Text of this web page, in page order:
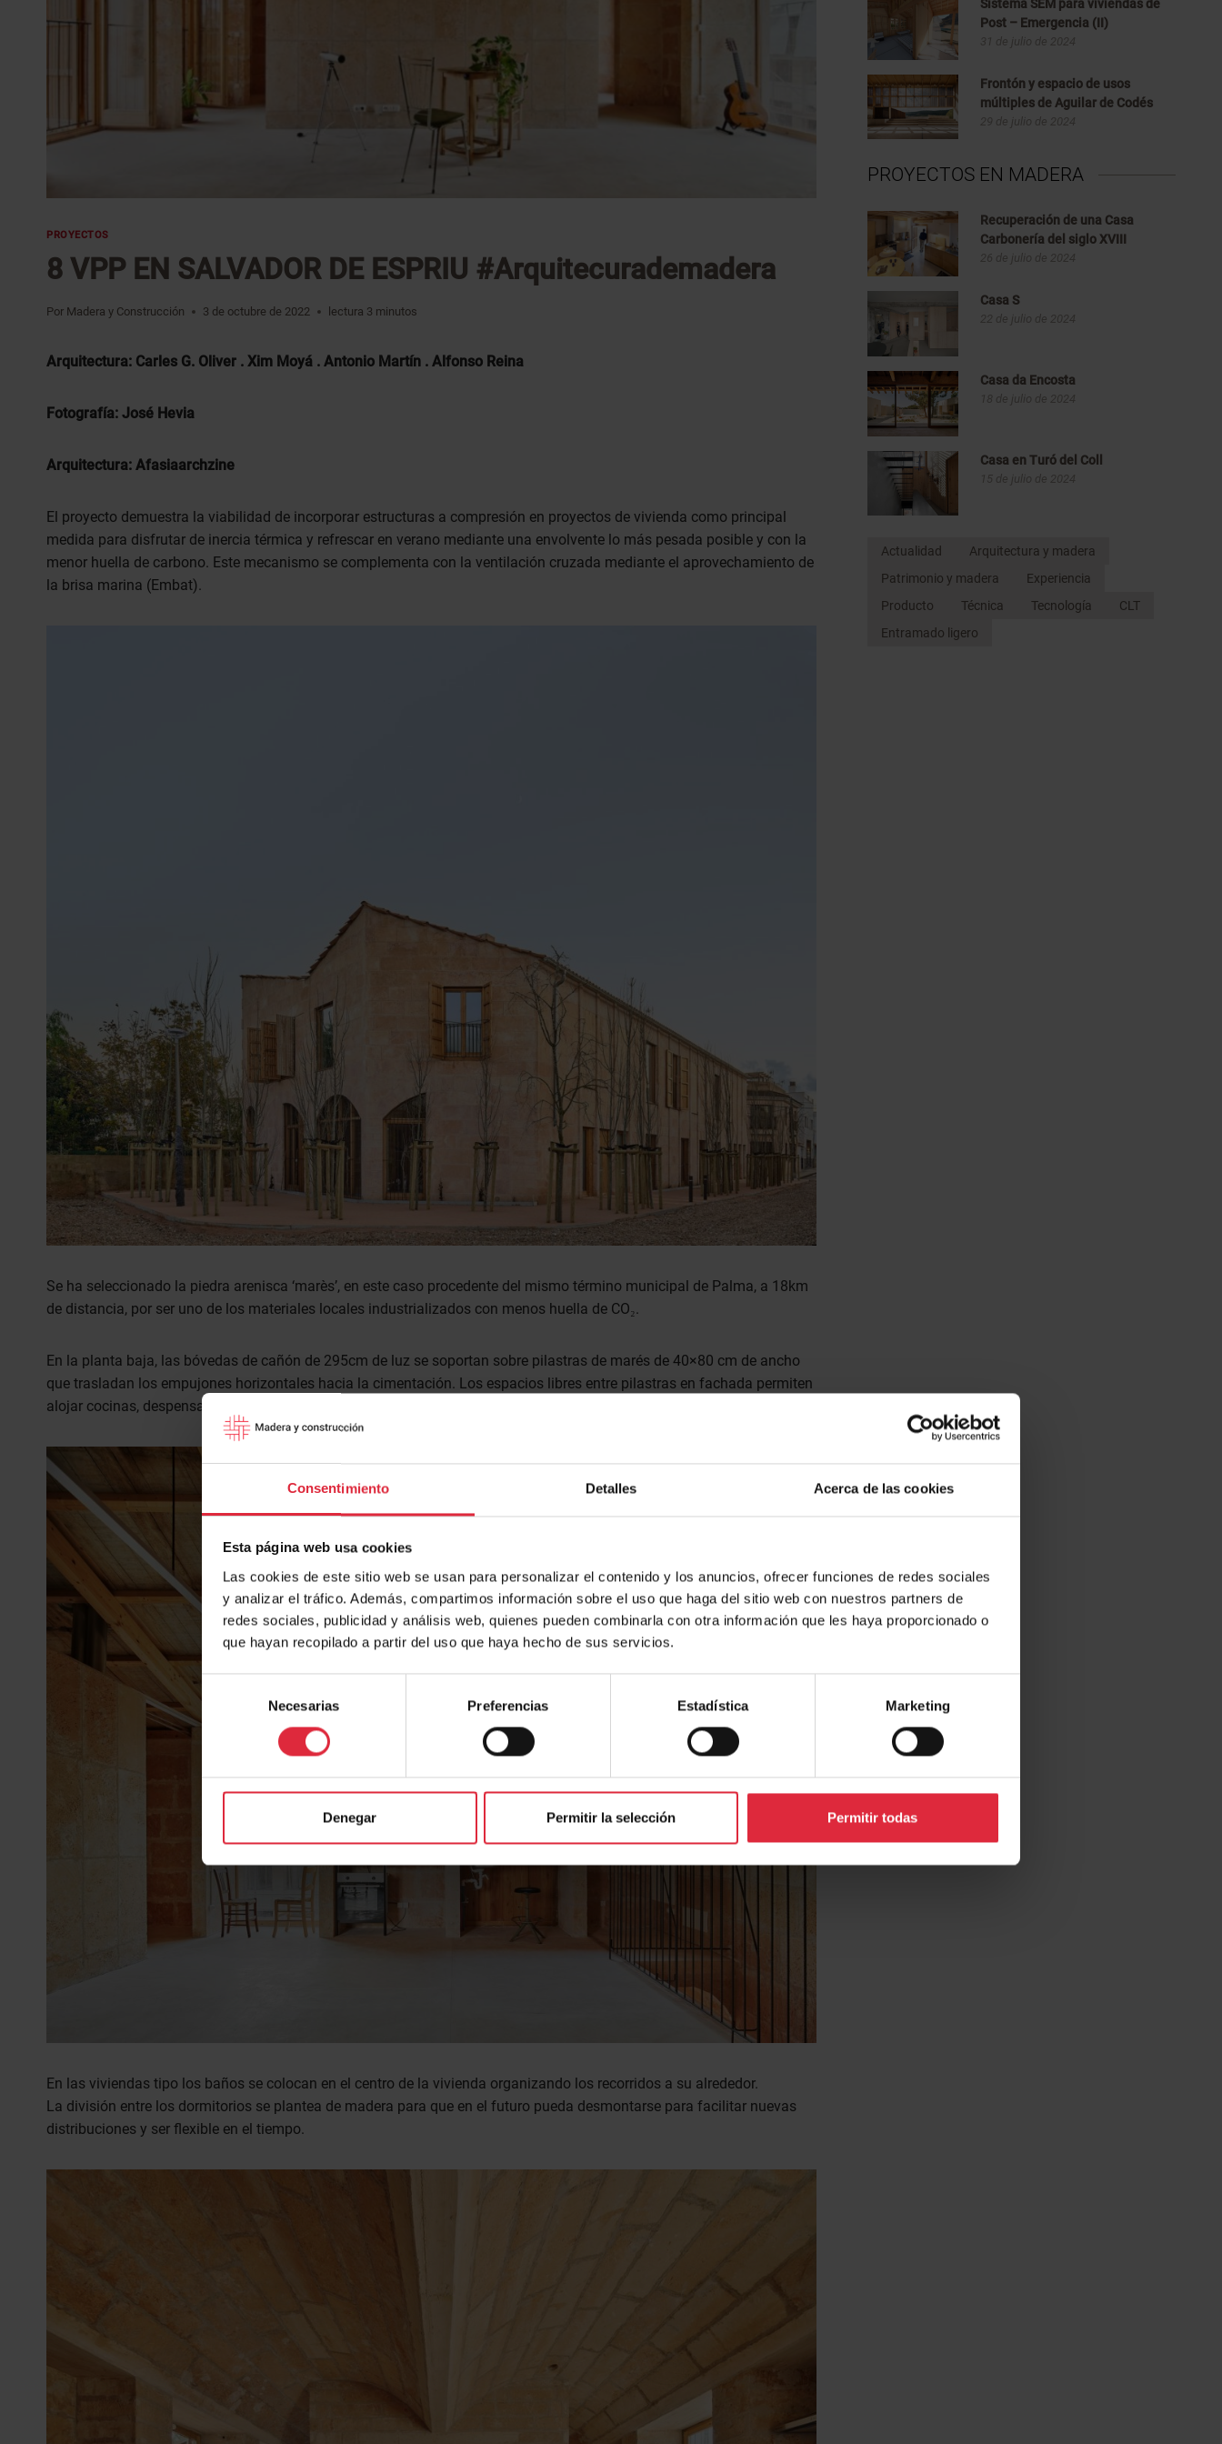
Consentimiento Detalles Acerca de las cookies
Esta página web usa cookies
Las cookies de este sitio web se usan para personalizar el contenido y los anuncios, ofrecer funciones de redes sociales
y analizar el tráfico. Además, compartimos información sobre el uso que haga del sitio web con nuestros partners de
redes sociales, publicidad y análisis web, quienes pueden combinarla con otra información que les haya proporcionado o
que hayan recopilado a partir del uso que haya hecho de sus servicios.
consentimiento
Necesarias Preferencias Estadística Marketing
Denegar Permitir la selección Permitir todas
PROYECTOS
8 VPP EN SALVADOR DE ESPRIU #Arquitecurademadera
Por Madera y Construcción 3 de octubre de 2022 lectura 3 minutos
Arquitectura: Carles G. Oliver . Xim Moyá . Antonio Martín . Alfonso Reina
Fotografía: José Hevia
Arquitectura: Afasiaarchzine
El proyecto demuestra la viabilidad de incorporar estructuras a compresión en proyectos de vivienda como principal
medida para disfrutar de inercia térmica y refrescar en verano mediante una envolvente lo más pesada posible y con la
menor huella de carbono. Este mecanismo se complementa con la ventilación cruzada mediante el aprovechamiento de
la brisa marina (Embat).
Se ha seleccionado la piedra arenisca ‘marès’, en este caso procedente del mismo término municipal de Palma, a 18km
de distancia, por ser uno de los materiales locales industrializados con menos huella de CO₂.
En la planta baja, las bóvedas de cañón de 295cm de luz se soportan sobre pilastras de marés de 40×80 cm de ancho
que trasladan los empujones horizontales hacia la cimentación. Los espacios libres entre pilastras en fachada permiten
alojar cocinas, despensas, armarios, festejadors y accesos.
En las viviendas tipo los baños se colocan en el centro de la vivienda organizando los recorridos a su alrededor.
La división entre los dormitorios se plantea de madera para que en el futuro pueda desmontarse para facilitar nuevas
distribuciones y ser flexible en el tiempo.
Sistema SEM para viviendas de
Post – Emergencia (II)
31 de julio de 2024
Frontón y espacio de usos
múltiples de Aguilar de Codés
29 de julio de 2024
PROYECTOS EN MADERA
Recuperación de una Casa
Carbonería del siglo XVIII
26 de julio de 2024
Casa S
22 de julio de 2024
Casa da Encosta
18 de julio de 2024
Casa en Turó del Coll
15 de julio de 2024
Actualidad
Arquitectura y madera
Patrimonio y madera
Experiencia
Producto
Técnica Tecnología
CLT
Entramado ligero